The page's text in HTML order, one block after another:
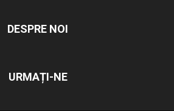
DESPRE NOI
URMAȚI-NE